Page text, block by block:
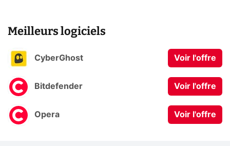
Meilleurs logiciels
CyberGhost Voir l'offre
Bitdefender Voir l'offre
Opera Voir l'offre